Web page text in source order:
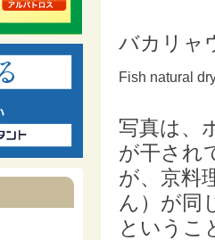
バカリャ
Fish natural
写真は、
が干され
が、京料
ん）が同
というこ